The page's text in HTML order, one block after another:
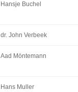
Hansje Buchel
dr. John Verbeek
Aad Möntemann
Hans Muller